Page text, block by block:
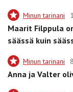
Minun tarinani
Maarit Filppula
säässä kuin
Minun tarinani
Anna ja Valter